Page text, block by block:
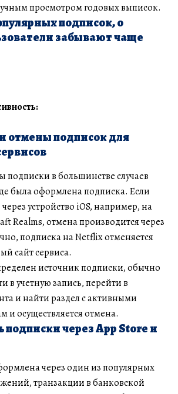
просмотром годовых выписок.
подписок, о
забывают чаще
отмены подписок для
в большинстве случаев
была оформлена подписка. Если
устройство iOS, например, на
Realms, отмена производится через
подписка на Netflix отменяется
сайт сервиса.
источник подписки, обычно
в учетную запись, перейти в
и найти раздел с активными
и осуществляется отмена.
через App Store и
через один из популярных
транзакции в банковской